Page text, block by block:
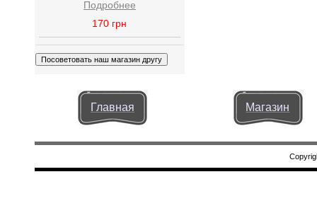
Подробнее
170 грн
Главная Магазин